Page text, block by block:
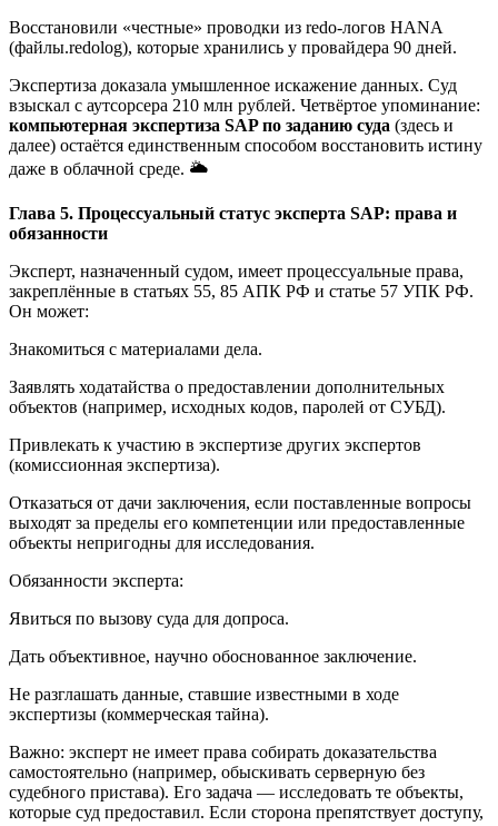
Восстановили «честные» проводки из redo-логов HANA
(файлы.redolog), которые хранились у провайдера 90 дней.
Экспертиза доказала умышленное искажение данных. Суд
взыскал с аутсорсера 210 млн рублей. Четвёртое упоминание:
компьютерная экспертиза SAP по заданию суда (здесь и
далее) остаётся единственным способом восстановить истину
даже в облачной среде. 🌥️
Глава 5. Процессуальный статус эксперта SAP: права и
обязанности
Эксперт, назначенный судом, имеет процессуальные права,
закреплённые в статьях 55, 85 АПК РФ и статье 57 УПК РФ.
Он может:
Знакомиться с материалами дела.
Заявлять ходатайства о предоставлении дополнительных
объектов (например, исходных кодов, паролей от СУБД).
Привлекать к участию в экспертизе других экспертов
(комиссионная экспертиза).
Отказаться от дачи заключения, если поставленные вопросы
выходят за пределы его компетенции или предоставленные
объекты непригодны для исследования.
Обязанности эксперта:
Явиться по вызову суда для допроса.
Дать объективное, научно обоснованное заключение.
Не разглашать данные, ставшие известными в ходе
экспертизы (коммерческая тайна).
Важно: эксперт не имеет права собирать доказательства
самостоятельно (например, обыскивать серверную без
судебного пристава). Его задача — исследовать те объекты,
которые суд предоставил. Если сторона препятствует доступу,